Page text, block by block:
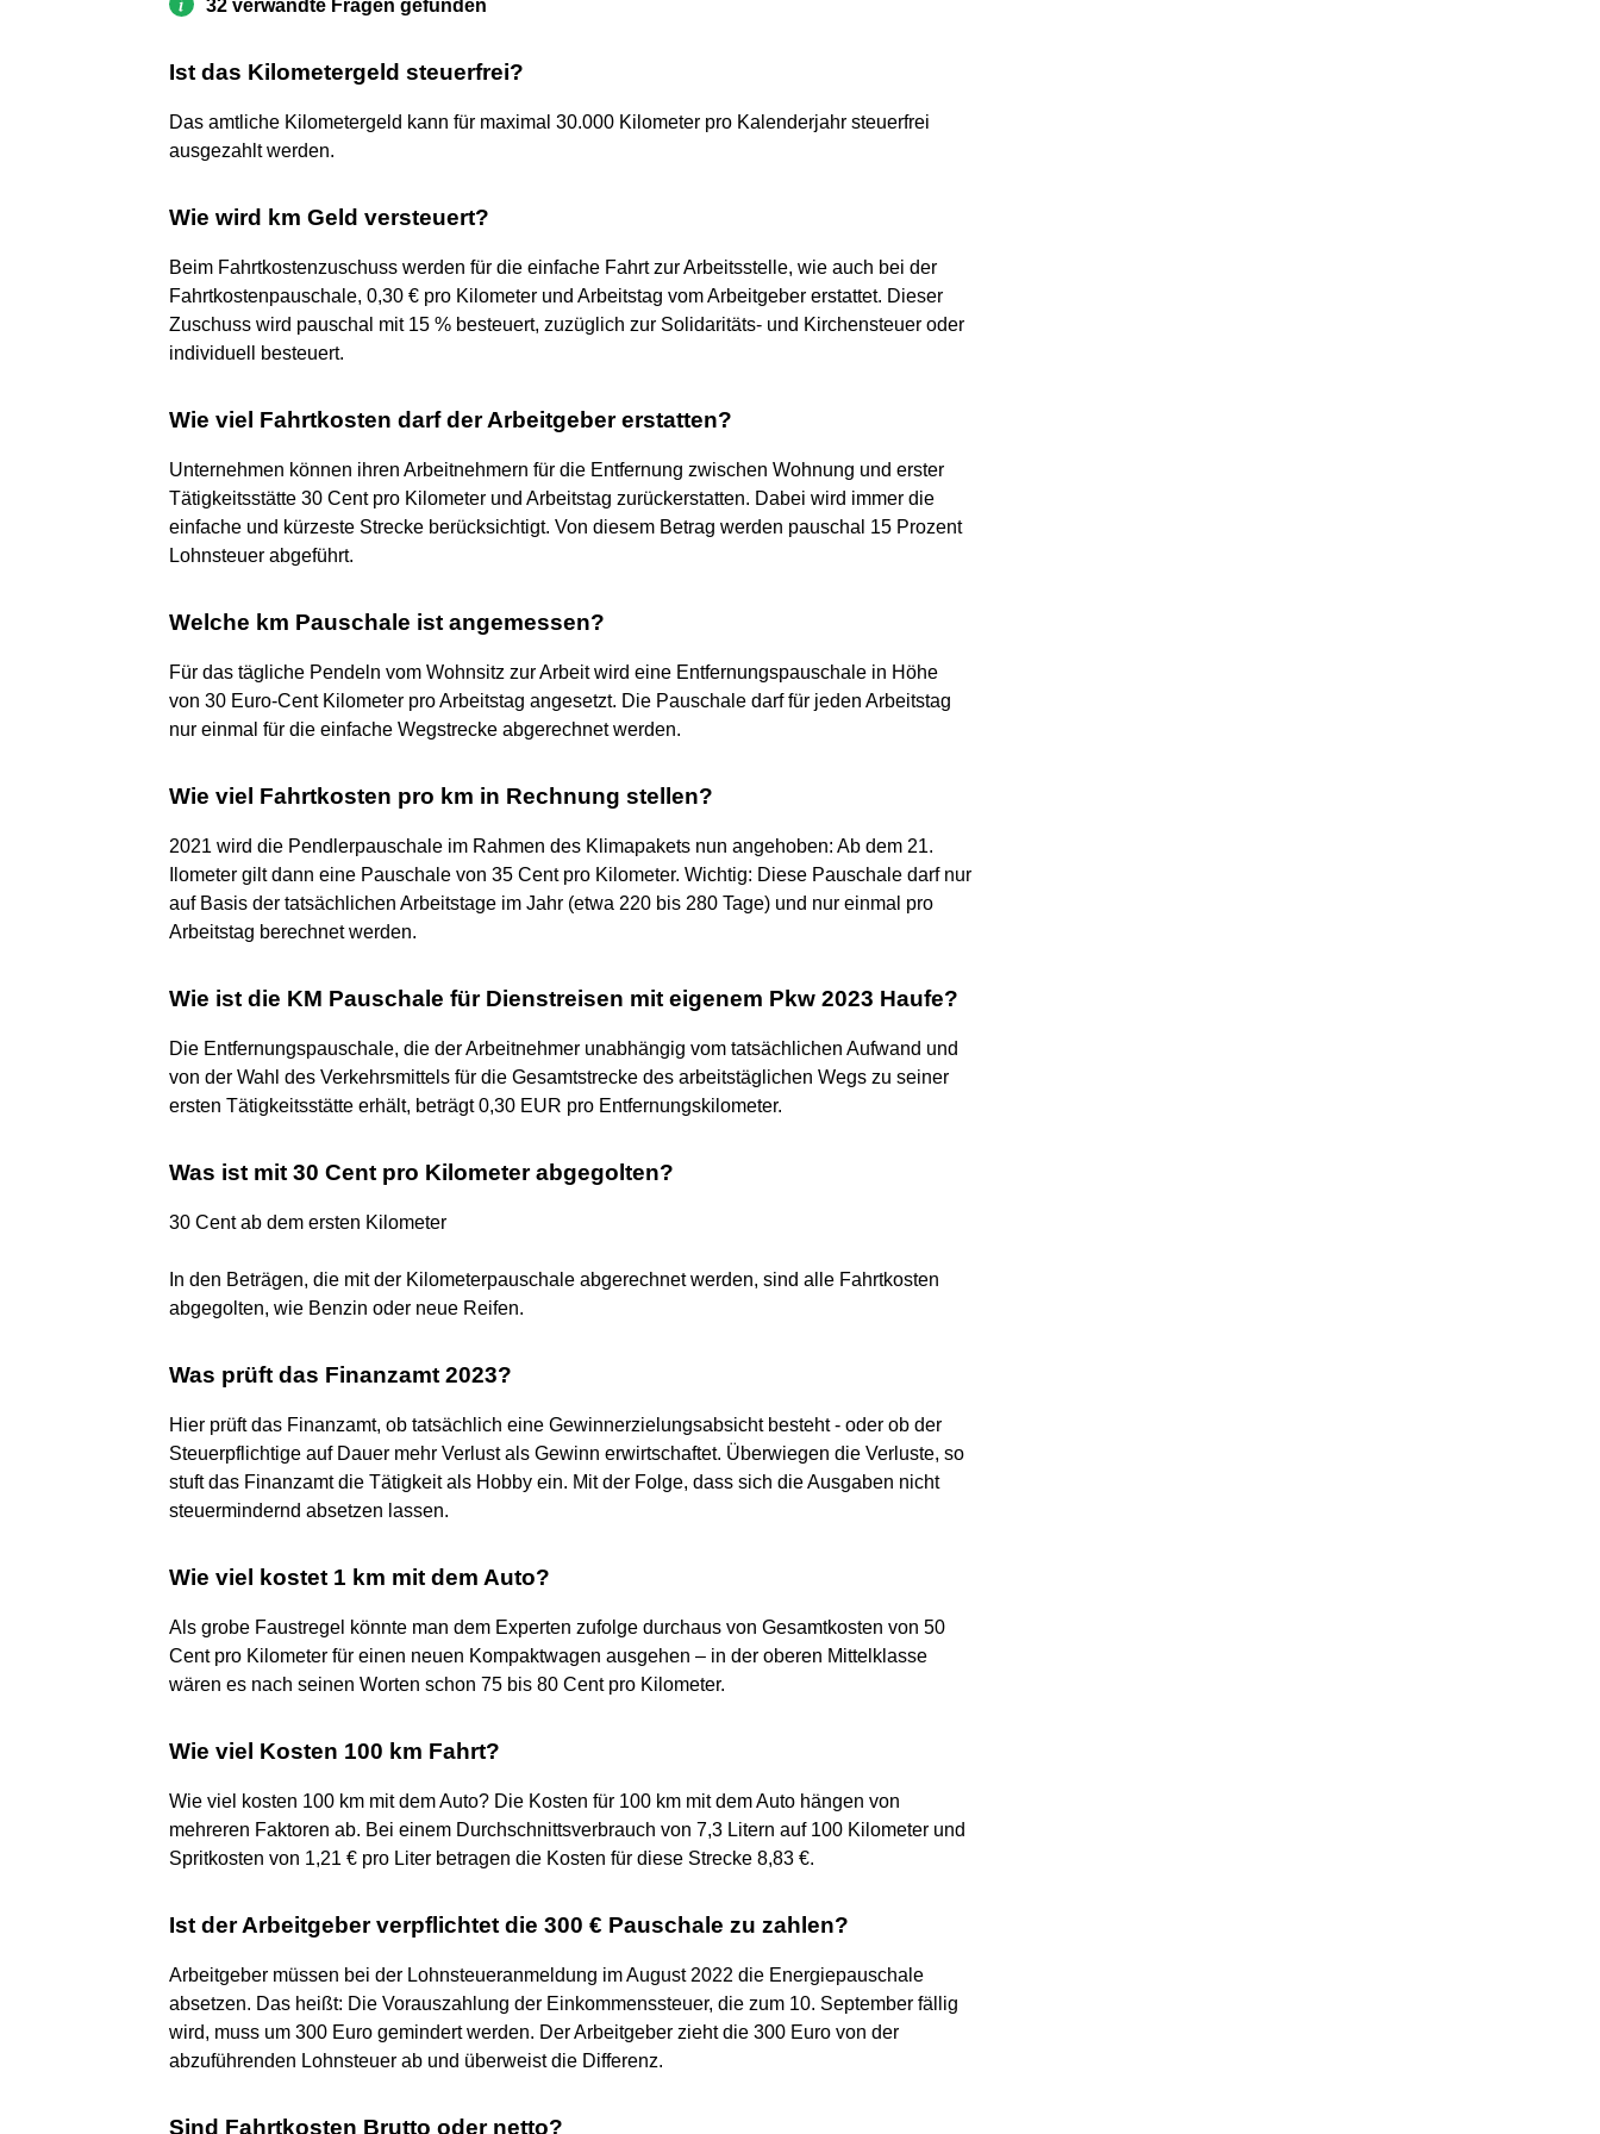
32 verwandte Fragen gefunden
Ist das Kilometergeld steuerfrei?
Das amtliche Kilometergeld kann für maximal 30.000 Kilometer pro Kalenderjahr steuerfrei
ausgezahlt werden.
Wie wird km Geld versteuert?
Beim Fahrtkostenzuschuss werden für die einfache Fahrt zur Arbeitsstelle, wie auch bei der
Fahrtkostenpauschale, 0,30 € pro Kilometer und Arbeitstag vom Arbeitgeber erstattet. Dieser
Zuschuss wird pauschal mit 15 % besteuert, zuzüglich zur Solidaritäts- und Kirchensteuer oder
individuell besteuert.
Wie viel Fahrtkosten darf der Arbeitgeber erstatten?
Unternehmen können ihren Arbeitnehmern für die Entfernung zwischen Wohnung und erster
Tätigkeitsstätte 30 Cent pro Kilometer und Arbeitstag zurückerstatten. Dabei wird immer die
einfache und kürzeste Strecke berücksichtigt. Von diesem Betrag werden pauschal 15 Prozent
Lohnsteuer abgeführt.
Welche km Pauschale ist angemessen?
Für das tägliche Pendeln vom Wohnsitz zur Arbeit wird eine Entfernungspauschale in Höhe
von 30 Euro-Cent Kilometer pro Arbeitstag angesetzt. Die Pauschale darf für jeden Arbeitstag
nur einmal für die einfache Wegstrecke abgerechnet werden.
Wie viel Fahrtkosten pro km in Rechnung stellen?
2021 wird die Pendlerpauschale im Rahmen des Klimapakets nun angehoben: Ab dem 21.
Ilometer gilt dann eine Pauschale von 35 Cent pro Kilometer. Wichtig: Diese Pauschale darf nur
auf Basis der tatsächlichen Arbeitstage im Jahr (etwa 220 bis 280 Tage) und nur einmal pro
Arbeitstag berechnet werden.
Wie ist die KM Pauschale für Dienstreisen mit eigenem Pkw 2023 Haufe?
Die Entfernungspauschale, die der Arbeitnehmer unabhängig vom tatsächlichen Aufwand und
von der Wahl des Verkehrsmittels für die Gesamtstrecke des arbeitstäglichen Wegs zu seiner
ersten Tätigkeitsstätte erhält, beträgt 0,30 EUR pro Entfernungskilometer.
Was ist mit 30 Cent pro Kilometer abgegolten?
30 Cent ab dem ersten Kilometer
In den Beträgen, die mit der Kilometerpauschale abgerechnet werden, sind alle Fahrtkosten
abgegolten, wie Benzin oder neue Reifen.
Was prüft das Finanzamt 2023?
Hier prüft das Finanzamt, ob tatsächlich eine Gewinnerzielungsabsicht besteht - oder ob der
Steuerpflichtige auf Dauer mehr Verlust als Gewinn erwirtschaftet. Überwiegen die Verluste, so
stuft das Finanzamt die Tätigkeit als Hobby ein. Mit der Folge, dass sich die Ausgaben nicht
steuermindernd absetzen lassen.
Wie viel kostet 1 km mit dem Auto?
Als grobe Faustregel könnte man dem Experten zufolge durchaus von Gesamtkosten von 50
Cent pro Kilometer für einen neuen Kompaktwagen ausgehen – in der oberen Mittelklasse
wären es nach seinen Worten schon 75 bis 80 Cent pro Kilometer.
Wie viel Kosten 100 km Fahrt?
Wie viel kosten 100 km mit dem Auto? Die Kosten für 100 km mit dem Auto hängen von
mehreren Faktoren ab. Bei einem Durchschnittsverbrauch von 7,3 Litern auf 100 Kilometer und
Spritkosten von 1,21 € pro Liter betragen die Kosten für diese Strecke 8,83 €.
Ist der Arbeitgeber verpflichtet die 300 € Pauschale zu zahlen?
Arbeitgeber müssen bei der Lohnsteueranmeldung im August 2022 die Energiepauschale
absetzen. Das heißt: Die Vorauszahlung der Einkommenssteuer, die zum 10. September fällig
wird, muss um 300 Euro gemindert werden. Der Arbeitgeber zieht die 300 Euro von der
abzuführenden Lohnsteuer ab und überweist die Differenz.
Sind Fahrtkosten Brutto oder netto?